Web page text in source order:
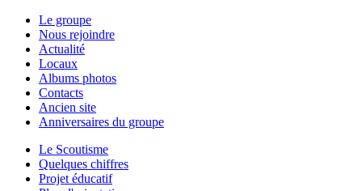
Le groupe
Nous rejoindre
Actualité
Locaux
Albums photos
Contacts
Ancien site
Anniversaires du groupe
Le Scoutisme
Quelques chiffres
Projet éducatif